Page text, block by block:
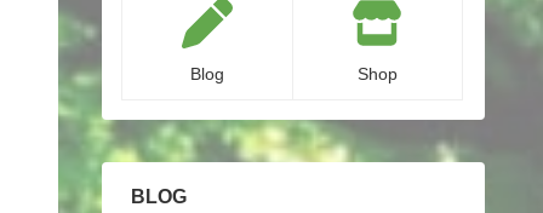
Blog Shop
BLOG